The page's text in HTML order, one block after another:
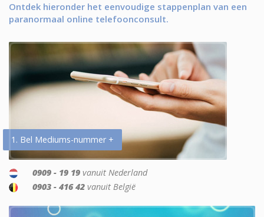
Ontdek hieronder het eenvoudige stappenplan van een
paranormaal online telefoonconsult.
1. Bel Mediums-nummer +
0909 - 19 19 vanuit Nederland
0903 - 416 42 vanuit België